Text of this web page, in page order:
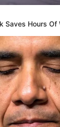
demeure pas
une belle
Pour son
s’adapter au
qu’elle a
pourrait
ce léger
Saves Hours Of